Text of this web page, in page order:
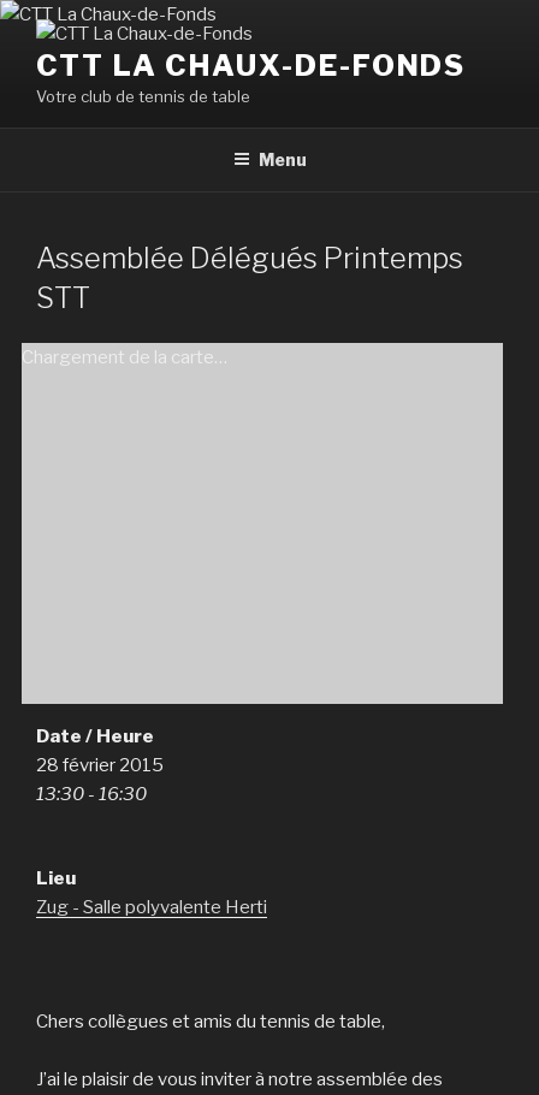
Aller
contenu
principal
CTT LA CHAUX-DE-FONDS
Votre club de tennis de table
Menu
Assemblée Délégués Printemps
STT
Chargement de la carte…
Date / Heure
28 février 2015
13:30 - 16:30
Lieu
Zug - Salle polyvalente Herti
Chers collègues et amis du tennis de table,
J’ai le plaisir de vous inviter à notre assemblée des